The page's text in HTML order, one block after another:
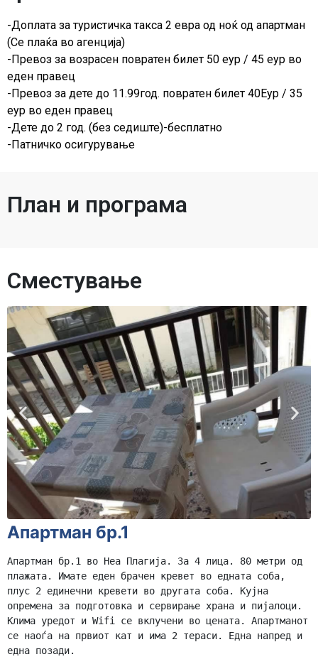
-Доплата за туристичка такса 2 евра од ноќ од апартман
(Се плаќа во агенција)
-Превоз за возрасен повратен билет 50 еур / 45 еур во
еден правец
-Превоз за дете до 11.99год. повратен билет 40Еур / 35
еур во еден правец
-Дете до 2 год. (без седиште)-бесплатно
-Патничко осигурување
План и програма
Сместување
Апартман бр.1
Апартман бр.1 во Неа Плагија. За 4 лица. 80 метри од
плажата. Имате еден брачен кревет во едната соба,
плус 2 единечни кревети во другата соба. Кујна
опремена за подготовка и сервирање храна и пијалоци.
Клима уредот и Wifi се вклучени во цената. Апартманот
се наоѓа на првиот кат и има 2 тераси. Една напред и
една позади.